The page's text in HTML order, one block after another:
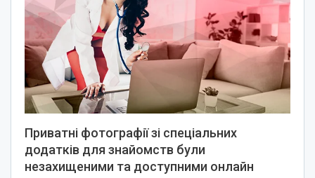
Приватні фотографії зі спеціальних
додатків для знайомств були
незахищеними та доступними онлайн